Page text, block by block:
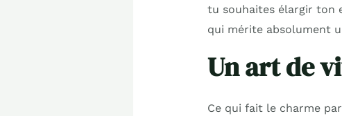
tu souhaites élargir ton
qui mérite absolument
Un art de
Ce qui fait le charme